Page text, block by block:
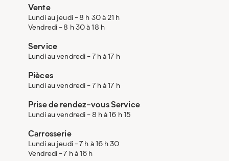
Vente
Lundi au jeudi - 8 h 30 à 21 h
Vendredi - 8 h 30 à 18 h
Service
Lundi au vendredi - 7 h à 17 h
Pièces
Lundi au vendredi - 7 h à 17 h
Prise de rendez-vous Service
Lundi au vendredi - 8 h à 16 h 15
Carrosserie
Lundi au jeudi - 7 h à 16 h 30
Vendredi - 7 h à 16 h